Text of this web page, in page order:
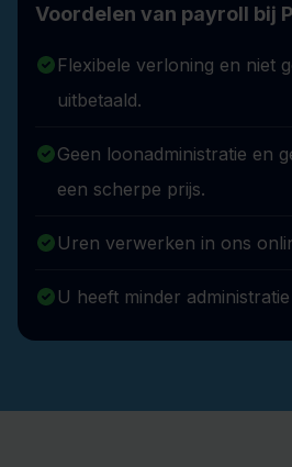
Voordelen van payroll bij
Flexibele verloning en niet
uitbetaald.
Geen loonadministratie en
een scherpe prijs.
Uren verwerken in ons
U heeft minder administratie